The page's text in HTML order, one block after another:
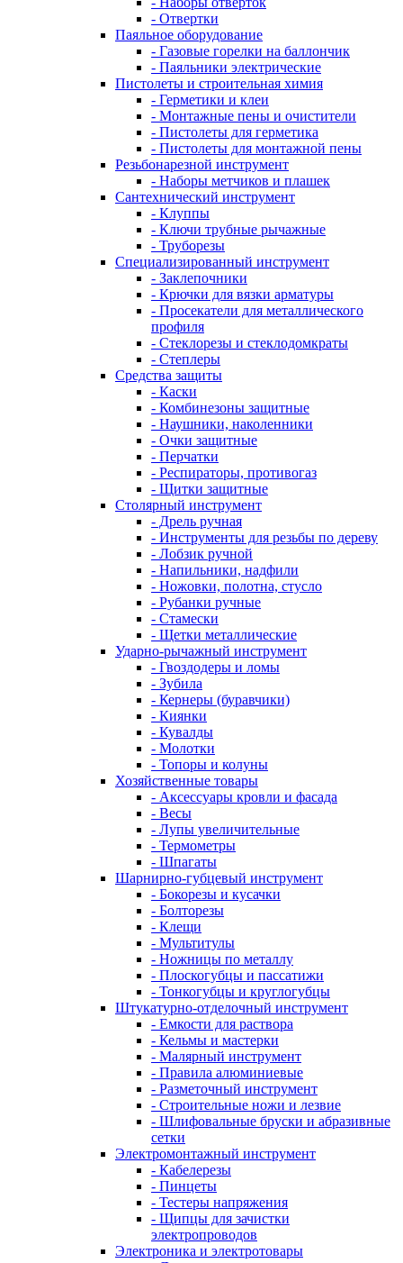
- Отвертки
Паяльное оборудование
- Газовые горелки на баллончик
- Паяльники электрические
Пистолеты и строительная химия
- Герметики и клеи
- Монтажные пены и очистители
- Пистолеты для герметика
- Пистолеты для монтажной пены
Резьбонарезной инструмент
- Наборы метчиков и плашек
Сантехнический инструмент
- Клуппы
- Ключи трубные рычажные
- Труборезы
Специализированный инструмент
- Заклепочники
- Крючки для вязки арматуры
- Просекатели для металлического
профиля
- Стеклорезы и стеклодомкраты
- Степлеры
Средства защиты
- Каски
- Комбинезоны защитные
- Наушники, наколенники
- Очки защитные
- Перчатки
- Респираторы, противогаз
- Щитки защитные
Столярный инструмент
- Дрель ручная
- Инструменты для резьбы по дереву
- Лобзик ручной
- Напильники, надфили
- Ножовки, полотна, стусло
- Рубанки ручные
- Стамески
- Щетки металлические
Ударно-рычажный инструмент
- Гвоздодеры и ломы
- Зубила
- Кернеры (буравчики)
- Киянки
- Кувалды
- Молотки
- Топоры и колуны
Хозяйственные товары
- Аксессуары кровли и фасада
- Весы
- Лупы увеличительные
- Термометры
- Шпагаты
Шарнирно-губцевый инструмент
- Бокорезы и кусачки
- Болторезы
- Клещи
- Мультитулы
- Ножницы по металлу
- Плоскогубцы и пассатижи
- Тонкогубцы и круглогубцы
Штукатурно-отделочный инструмент
- Емкости для раствора
- Кельмы и мастерки
- Малярный инструмент
- Правила алюминиевые
- Разметочный инструмент
- Строительные ножи и лезвие
- Шлифовальные бруски и абразивные
сетки
Электромонтажный инструмент
- Кабелерезы
- Пинцеты
- Тестеры напряжения
- Щипцы для зачистки
электропроводов
Электроника и электротовары